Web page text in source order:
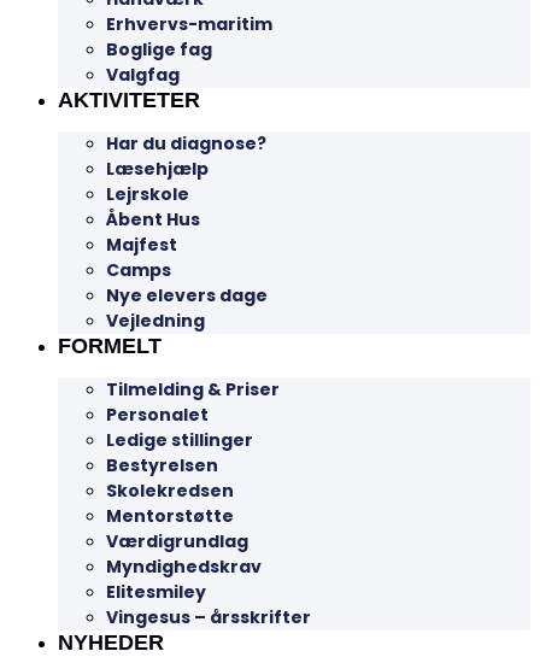
Erhvervs-maritim
Boglige fag
Valgfag
AKTIVITETER
Har du diagnose?
Læsehjælp
Lejrskole
Åbent Hus
Majfest
Camps
Nye elevers dage
Vejledning
FORMELT
Tilmelding & Priser
Personalet
Ledige stillinger
Bestyrelsen
Skolekredsen
Mentorstøtte
Værdigrundlag
Myndighedskrav
Elitesmiley
Vingesus – årsskrifter
NYHEDER